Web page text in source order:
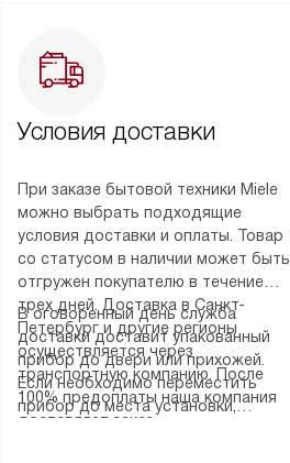
Условия доставки
При заказе бытовой техники Miele
можно выбрать подходящие
условия доставки и оплаты. Товар
со статусом в наличии может быть
отгружен покупателю в течение
трех дней. Доставка в Санкт-
Петербург и другие регионы
осуществляется через
транспортную компанию. После
100% предоплаты наша компания
доставляет заказ
В оговоренный день служба
доставки доставит упакованный
прибор до двери или прихожей.
Если необходимо переместить
прибор до места установки,